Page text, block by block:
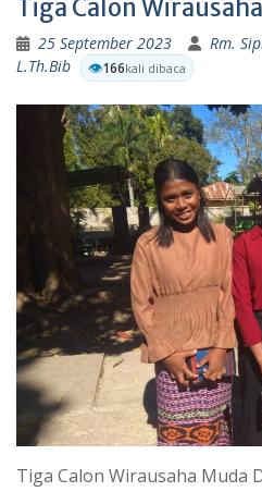
Tiga Calon
25 September 2023
Rm.
L.Th.Bib
👁️166kali dibaca
Tiga Calon Wirausaha Muda